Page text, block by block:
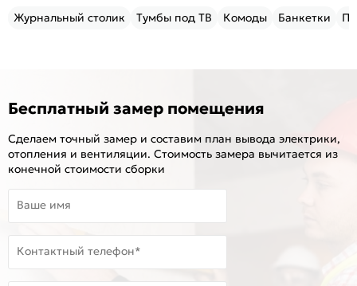
Журнальный столик Тумбы под ТВ Комоды Банкетки
Бесплатный замер помещения
Сделаем точный замер и составим план вывода электрики,
отопления и вентиляции. Стоимость замера вычитается из
конечной стоимости сборки
Ваше имя
Контактный телефон*